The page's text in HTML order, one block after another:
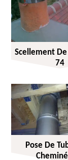
Scellement
74
Pose De